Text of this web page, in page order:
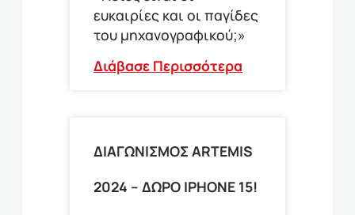
ευκαιρίες και οι παγίδες
του μηχανογραφικού;»
Διάβασε Περισσότερα
ΔΙΑΓΩΝΙΣΜΟΣ ΑRTEMIS
2024 – ΔΩΡΟ IPHONE 15!